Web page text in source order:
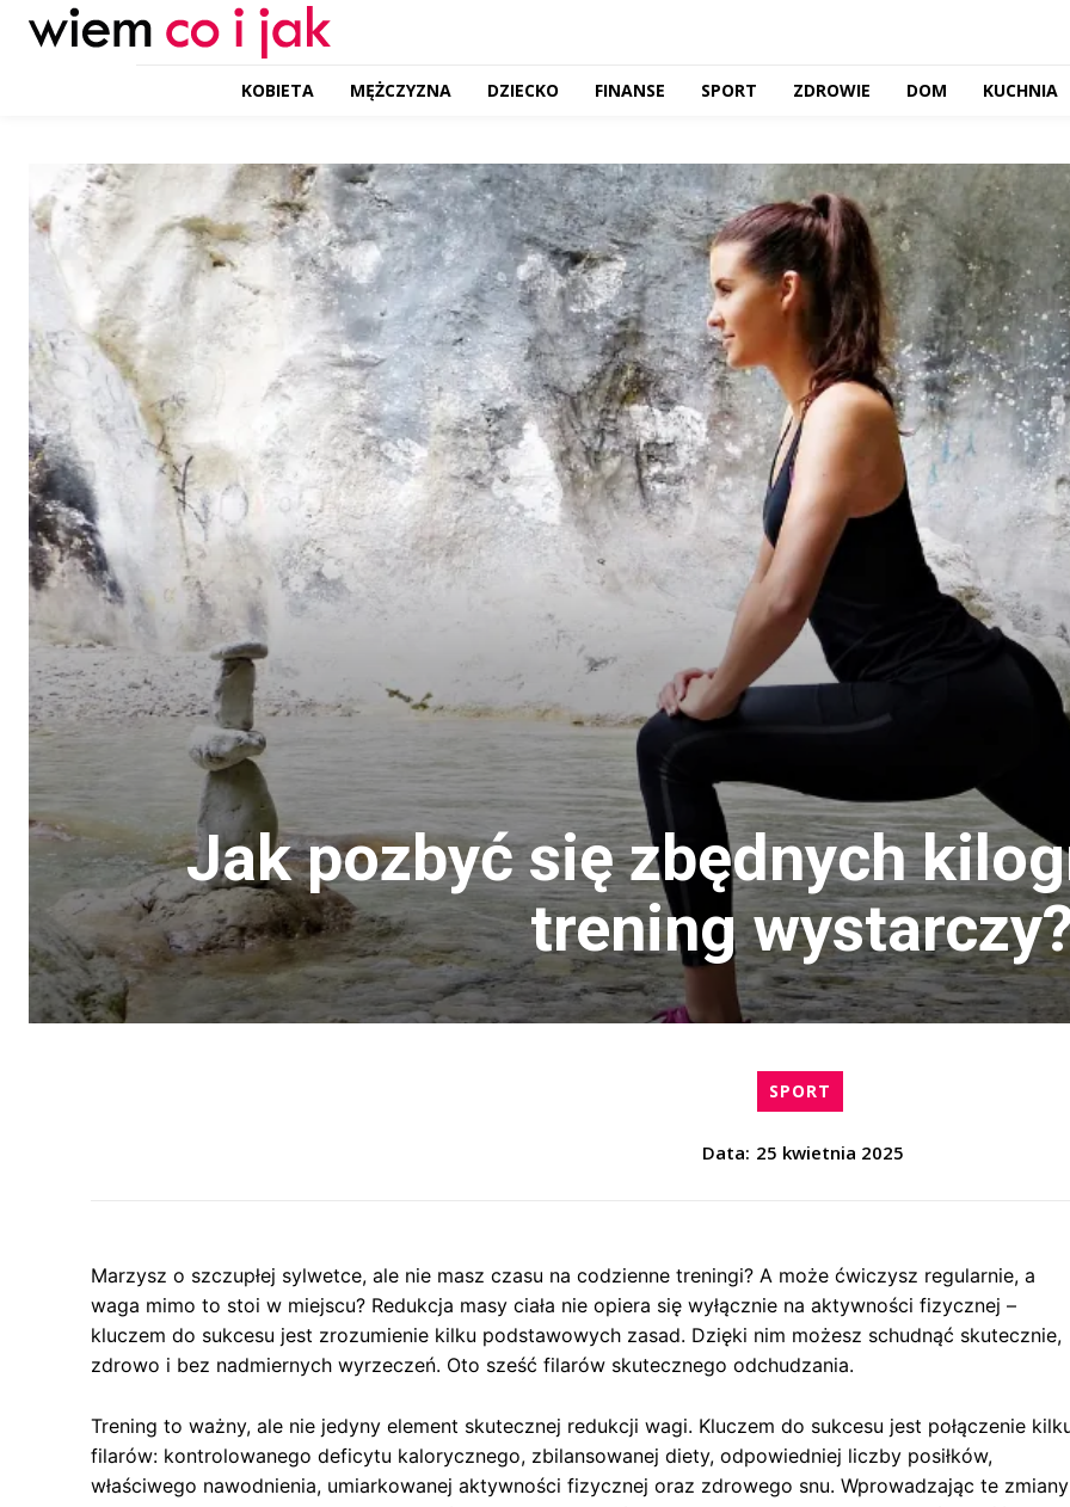
KOBIETA MĘŻCZYZNA DZIECKO FINANSE SPORT ZDROWIE DOM KUCHNIA
Jak pozbyć się zbędnych
trening
SPORT
Data: 25 kwietnia 2025
Marzysz o szczupłej sylwetce, ale nie masz czasu na codzienne treningi? A może ćwiczysz regularnie, a
waga mimo to stoi w miejscu? Redukcja masy ciała nie opiera się wyłącznie na aktywności fizycznej –
kluczem do sukcesu jest zrozumienie kilku podstawowych zasad. Dzięki nim możesz schudnąć skutecznie,
zdrowo i bez nadmiernych wyrzeczeń. Oto sześć filarów skutecznego odchudzania.
Trening to ważny, ale nie jedyny element skutecznej redukcji wagi. Kluczem do sukcesu jest połączenie
filarów: kontrolowanego deficytu kalorycznego, zbilansowanej diety, odpowiedniej liczby posiłków,
właściwego nawodnienia, umiarkowanej aktywności fizycznej oraz zdrowego snu. Wprowadzając te zmiany